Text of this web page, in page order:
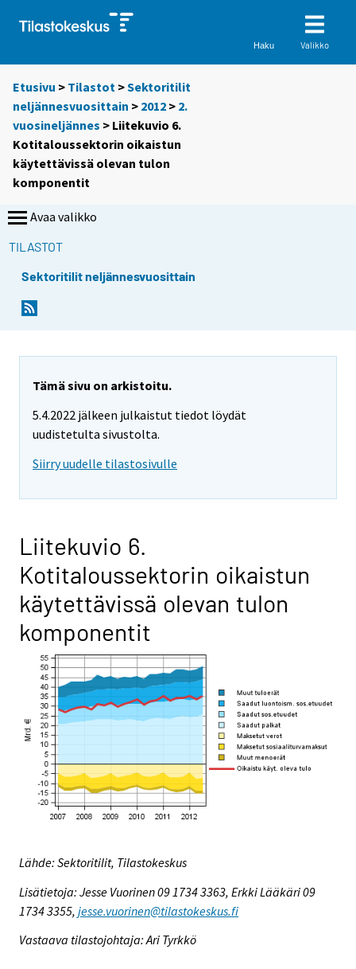
Haku Valikko
Etusivu > Tilastot >Sektoritilit
neljännesvuosittain > 2012 > 2.
vuosineljännes > Liitekuvio 6.
Kotitaloussektorin oikaistun
käytettävissä olevan tulon
komponentit
Avaa valikko
TILASTOT
Sektoritilit neljännesvuosittain
Tämä sivu on arkistoitu.
5.4.2022 jälkeen julkaistut tiedot löydät
uudistetulta sivustolta.
Siirry uudelle tilastosivulle
Liitekuvio 6.
Kotitaloussektorin oikaistun
käytettävissä olevan tulon
komponentit
Lähde: Sektoritilit, Tilastokeskus
Lisätietoja: Jesse Vuorinen 09 1734 3363, Erkki Lääkäri 09
1734 3355, jesse.vuorinen@tilastokeskus.fi
Vastaava tilastojohtaja: Ari Tyrkkö